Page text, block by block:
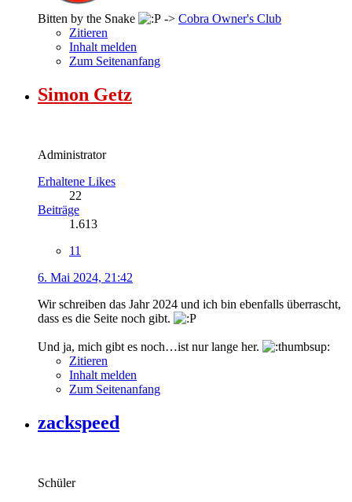
Bitten by the Snake -> Cobra Owner's Club
Zitieren
Inhalt melden
Zum Seitenanfang
Simon Getz
Administrator
Erhaltene Likes
22
Beiträge
1.613
11
6. Mai 2024, 21:42
Wir schreiben das Jahr 2024 und ich bin ebenfalls überrascht,
dass es die Seite noch gibt.
Und ja, mich gibt es noch…ist nur lange her.
Zitieren
Inhalt melden
Zum Seitenanfang
zackspeed
Schüler